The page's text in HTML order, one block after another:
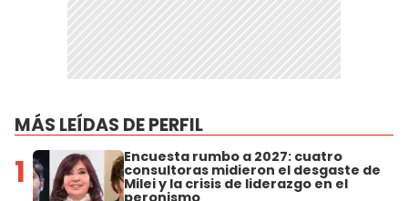
MÁS LEÍDAS DE PERFIL
1 Encuesta rumbo a 2027: cuatro
consultoras midieron el desgaste de
Milei y la crisis de liderazgo en el
peronismo